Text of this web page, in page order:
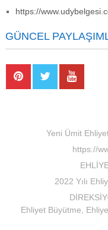
https://
GÜNCEL
Yeni Ümit
https://
2022 Yılı
Ehliyet Büyütme,